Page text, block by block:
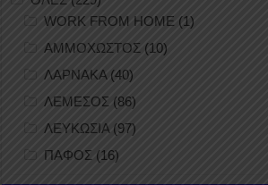
WORK FROM HOME (1)
ΑΜΜΟΧΩΣΤΟΣ (10)
ΛΑΡΝΑΚΑ(40)
ΛΕΜΕΣΟΣ (86)
ΛΕΥΚΩΣΙΑ (97)
ΠΑΦΟΣ (16)